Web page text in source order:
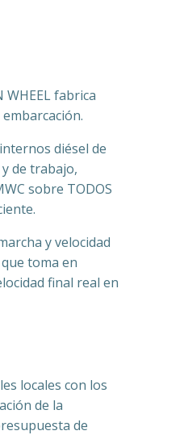
WHEEL fabrica
diésel de
de trabajo,
sobre TODOS
y velocidad
toma en
final real en
locales con los
de la
de